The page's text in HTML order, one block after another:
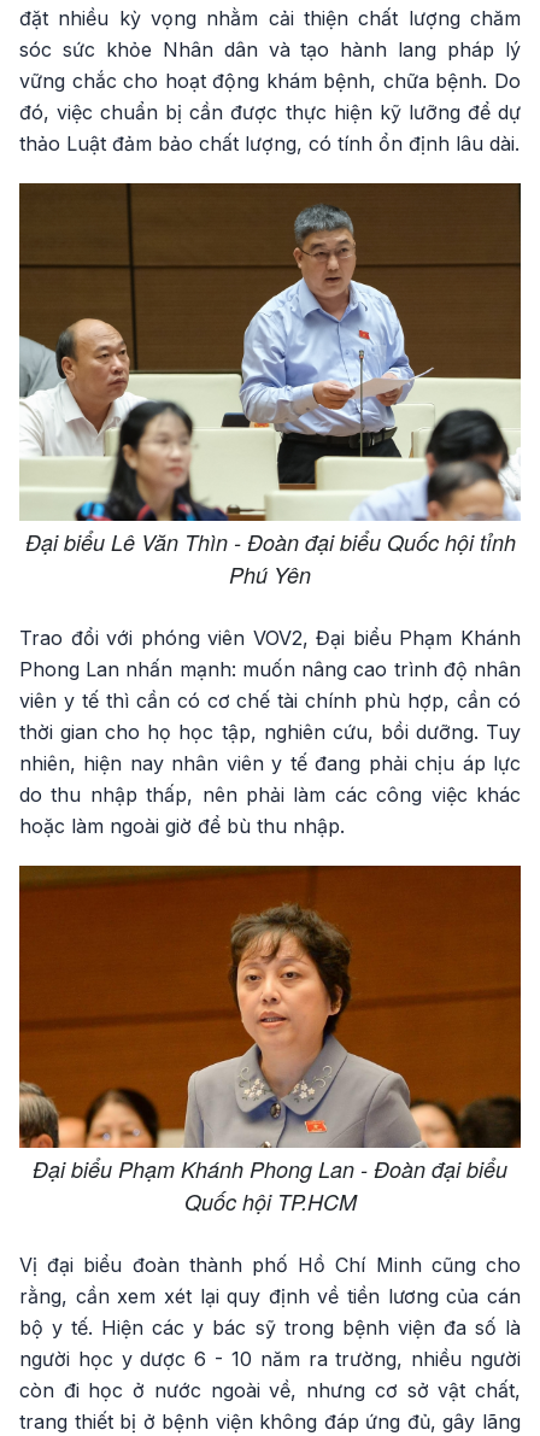
đặt nhiều kỳ vọng nhằm cải thiện chất lượng chăm
sóc sức khỏe Nhân dân và tạo hành lang pháp lý
vững chắc cho hoạt động khám bệnh, chữa bệnh. Do
đó, việc chuẩn bị cần được thực hiện kỹ lưỡng để dự
thảo Luật đảm bảo chất lượng, có tính ổn định lâu dài.
Đại biểu Lê Văn Thìn - Đoàn đại biểu Quốc hội tỉnh
Phú Yên
Trao đổi với phóng viên VOV2, Đại biểu Phạm Khánh
Phong Lan nhấn mạnh: muốn nâng cao trình độ nhân
viên y tế thì cần có cơ chế tài chính phù hợp, cần có
thời gian cho họ học tập, nghiên cứu, bồi dưỡng. Tuy
nhiên, hiện nay nhân viên y tế đang phải chịu áp lực
do thu nhập thấp, nên phải làm các công việc khác
hoặc làm ngoài giờ để bù thu nhập.
Đại biểu Phạm Khánh Phong Lan - Đoàn đại biểu
Quốc hội TP.HCM
Vị đại biểu đoàn thành phố Hồ Chí Minh cũng cho
rằng, cần xem xét lại quy định về tiền lương của cán
bộ y tế. Hiện các y bác sỹ trong bệnh viện đa số là
người học y dược 6 - 10 năm ra trường, nhiều người
còn đi học ở nước ngoài về, nhưng cơ sở vật chất,
trang thiết bị ở bệnh viện không đáp ứng đủ, gây lãng